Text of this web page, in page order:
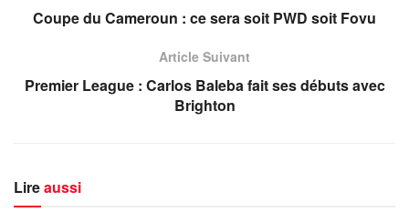
Coupe du Cameroun : ce sera soit PWD soit Fovu
Article Suivant
Premier League : Carlos Baleba fait ses débuts avec
Brighton
Lireaussi